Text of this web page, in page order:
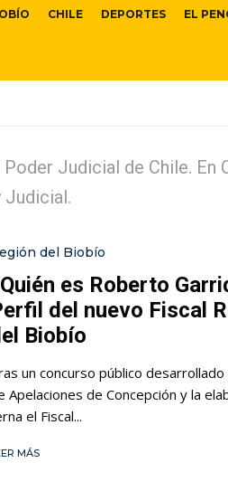
CHILE DEPORTES EL
Judicial de Chile. En
Judicial.
del Biobío
es Roberto
del nuevo Fiscal
Biobío
un concurso público
Apelaciones de Concepción y la
el Fiscal...
MÁS